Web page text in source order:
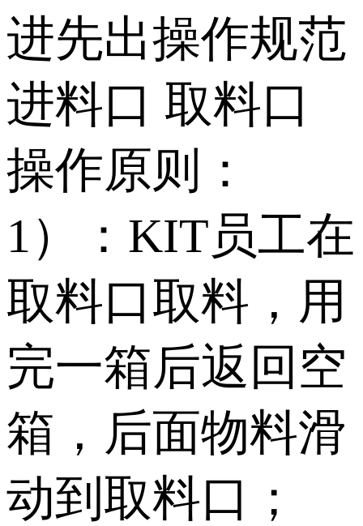
进先出操作规范
进料口 取料口
操作原则：
1）：KIT员工在
取料口取料，用
完一箱后返回空
箱，后面物料滑
动到取料口；